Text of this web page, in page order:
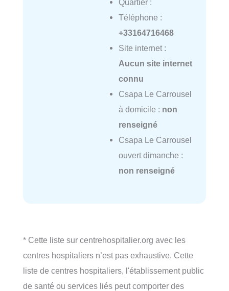
Quartier :
Téléphone :
+33164716468
Site internet :
Aucun site internet
connu
Csapa Le Carrousel
à domicile : non
renseigné
Csapa Le Carrousel
ouvert dimanche :
non renseigné
* Cette liste sur centrehospitalier.org avec les
centres hospitaliers n’est pas exhaustive. Cette
liste de centres hospitaliers, l'établissement public
de santé ou services liés peut comporter des